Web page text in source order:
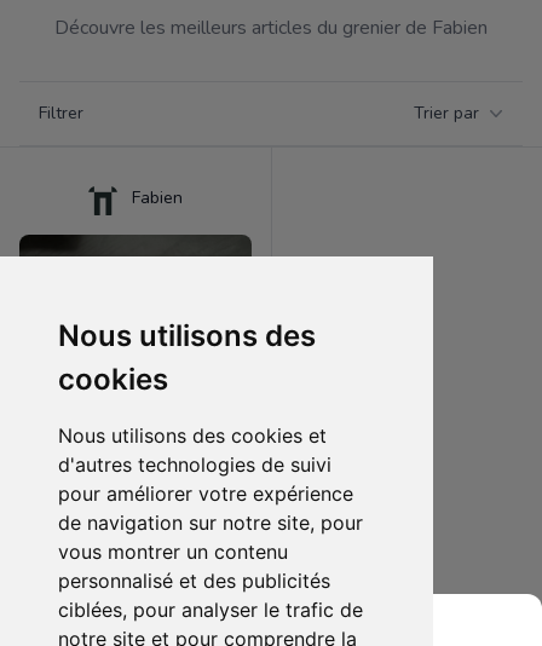
Nous utilisons des
cookies
Nous utilisons des cookies et
d'autres technologies de suivi
pour améliorer votre expérience
de navigation sur notre site, pour
vous montrer un contenu
personnalisé et des publicités
ciblées, pour analyser le trafic de
notre site et pour comprendre la
Découvre les meilleurs articles du grenier de Fabien
Filtrer Trier par
Fabien
12.00 € 1
Jeu de société Rattus
Ajouter au lot